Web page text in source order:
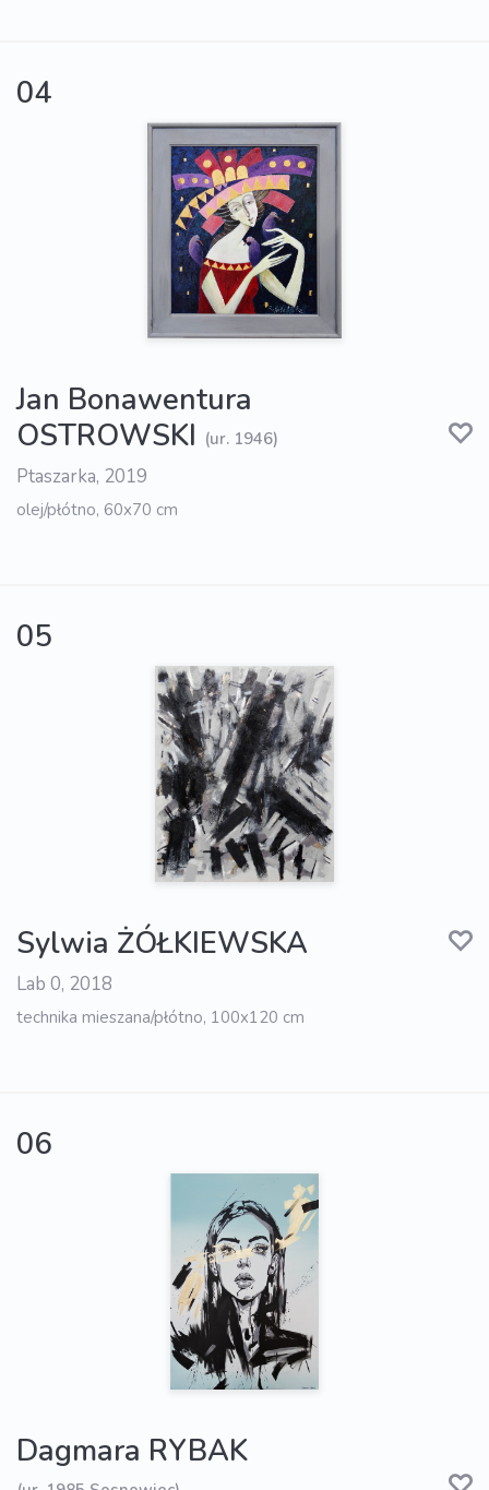
04
Jan Bonawentura
OSTROWSKI (ur. 1946)
Ptaszarka, 2019
olej/płótno, 60x70 cm
05
Sylwia ŻÓŁKIEWSKA
Lab 0, 2018
technika mieszana/płótno, 100x120 cm
06
Dagmara RYBAK